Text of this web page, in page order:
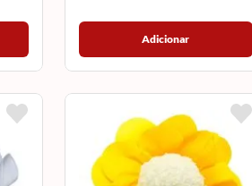
Adicionar